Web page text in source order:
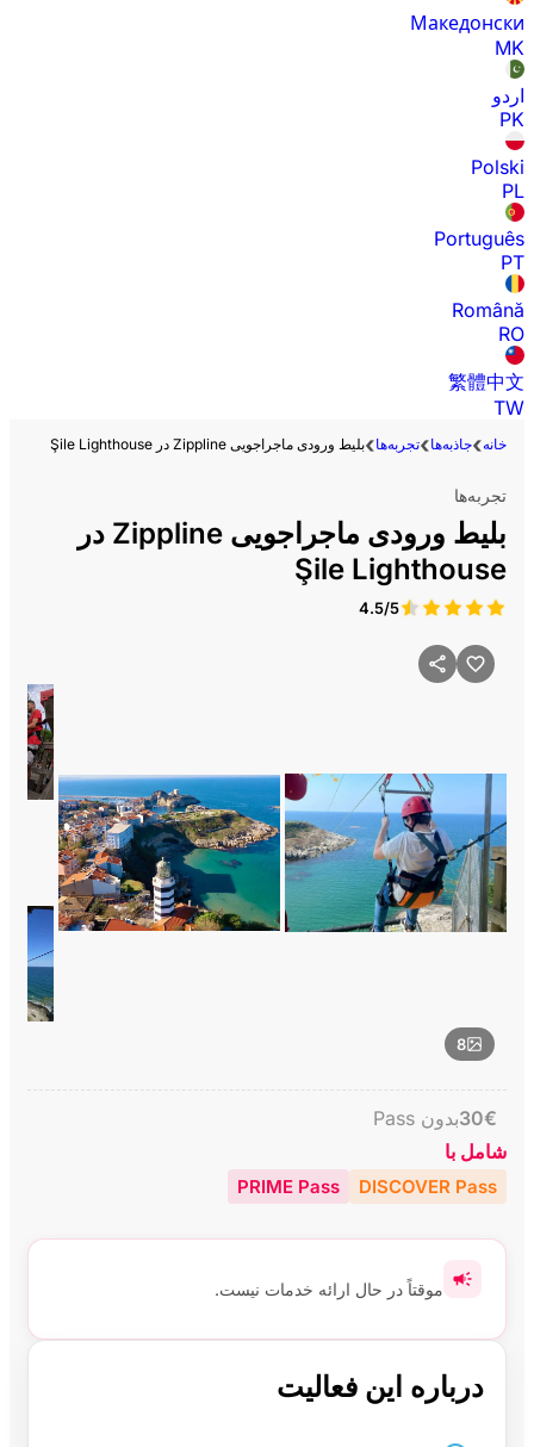
Македонски
MK
اردو
PK
Polski
PL
Português
PT
Română
RO
繁體中文
TW
خانه جاذبه‌ها تجربه‌ها بلیط ورودی ماجراجویی Zippline در Şile Lighthouse
8
تجربه‌ها
بلیط ورودی ماجراجویی Zippline در
Şile Lighthouse
4.5/5
€
30بدون Pass
شامل با
DISCOVER Pass
PRIME Pass
موقتاً در حال ارائه خدمات نیست.
درباره این فعالیت